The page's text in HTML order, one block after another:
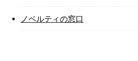
ノベルティの窓口